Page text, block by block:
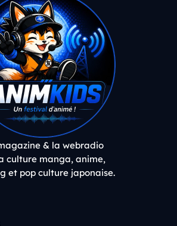
& la webradio
culture manga, anime,
et pop culture japonaise.